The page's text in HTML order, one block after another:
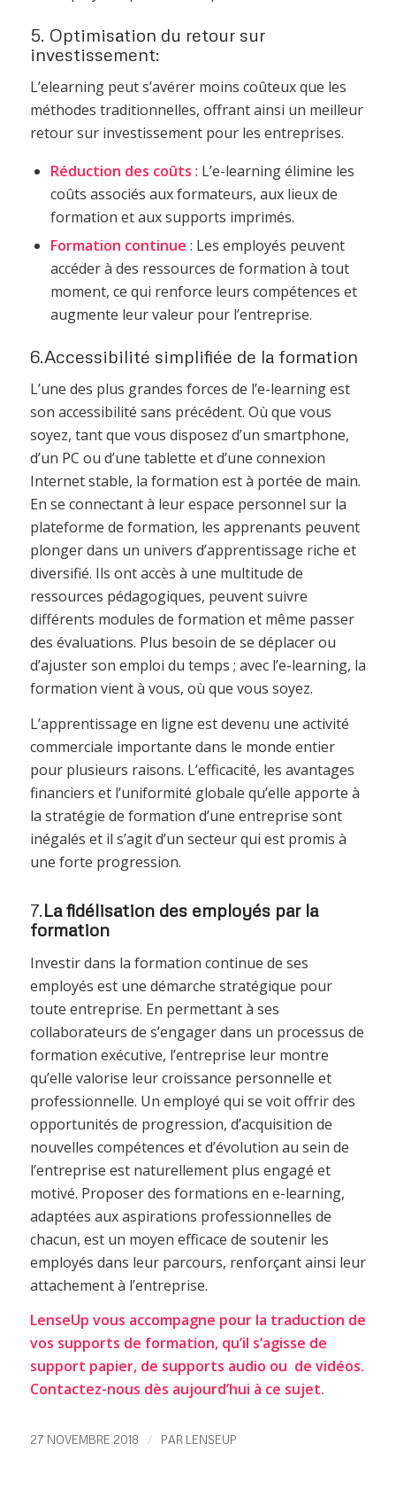
5. Optimisation du retour sur
investissement:
L’elearning peut s’avérer moins coûteux que les
méthodes traditionnelles, offrant ainsi un meilleur
retour sur investissement pour les entreprises.
Réduction des coûts : L’e-learning élimine les
coûts associés aux formateurs, aux lieux de
formation et aux supports imprimés.
Formation continue : Les employés peuvent
accéder à des ressources de formation à tout
moment, ce qui renforce leurs compétences et
augmente leur valeur pour l’entreprise.
6.Accessibilité simplifiée de la formation
L’une des plus grandes forces de l’e-learning est
son accessibilité sans précédent. Où que vous
soyez, tant que vous disposez d’un smartphone,
d’un PC ou d’une tablette et d’une connexion
Internet stable, la formation est à portée de main.
En se connectant à leur espace personnel sur la
plateforme de formation, les apprenants peuvent
plonger dans un univers d’apprentissage riche et
diversifié. Ils ont accès à une multitude de
ressources pédagogiques, peuvent suivre
différents modules de formation et même passer
des évaluations. Plus besoin de se déplacer ou
d’ajuster son emploi du temps ; avec l’e-learning, la
formation vient à vous, où que vous soyez.
L’apprentissage en ligne est devenu une activité
commerciale importante dans le monde entier
pour plusieurs raisons. L’efficacité, les avantages
financiers et l’uniformité globale qu’elle apporte à
la stratégie de formation d’une entreprise sont
inégalés et il s’agit d’un secteur qui est promis à
une forte progression.
7.La fidélisation des employés par la
formation
Investir dans la formation continue de ses
employés est une démarche stratégique pour
toute entreprise. En permettant à ses
collaborateurs de s’engager dans un processus de
formation exécutive, l’entreprise leur montre
qu’elle valorise leur croissance personnelle et
professionnelle. Un employé qui se voit offrir des
opportunités de progression, d’acquisition de
nouvelles compétences et d’évolution au sein de
l’entreprise est naturellement plus engagé et
motivé. Proposer des formations en e-learning,
adaptées aux aspirations professionnelles de
chacun, est un moyen efficace de soutenir les
employés dans leur parcours, renforçant ainsi leur
attachement à l’entreprise.
LenseUp vous accompagne pour la traduction de
vos supports de formation, qu’il s’agisse de
support papier, de supports audio ou de vidéos.
Contactez-nous dès aujourd’hui à ce sujet.
27 NOVEMBRE 2018 / PAR LENSEUP